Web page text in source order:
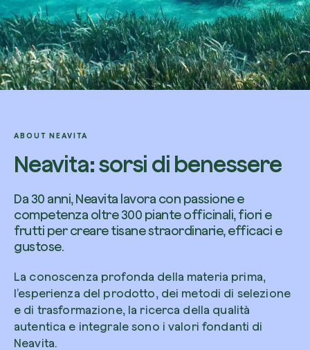
ABOUT NEAVITA
Neavita: sorsi di benessere
Da 30 anni, Neavita lavora con passione e
competenza oltre 300 piante officinali, fiori e
frutti per creare tisane straordinarie, efficaci e
gustose.
La conoscenza profonda della materia prima,
l’esperienza del prodotto, dei metodi di selezione
e di trasformazione, la ricerca della qualità
autentica e integrale sono i valori fondanti di
Neavita.